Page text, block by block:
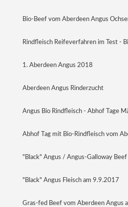
Bio-Beef vom Aberdeen Angus
Rindfleisch Reifeverfahren im Test -
1. Aberdeen Angus 2018
Aberdeen Angus Rinderzucht
Angus Bio Rindfleisch - Abhof Tage
Abhof Tag mit Bio-Rindfleisch vom
"Black" Angus / Angus-Galloway Beef
"Black" Angus Fleisch am 9.9.2017
Gras-fed Beef vom Aberdeen Angus